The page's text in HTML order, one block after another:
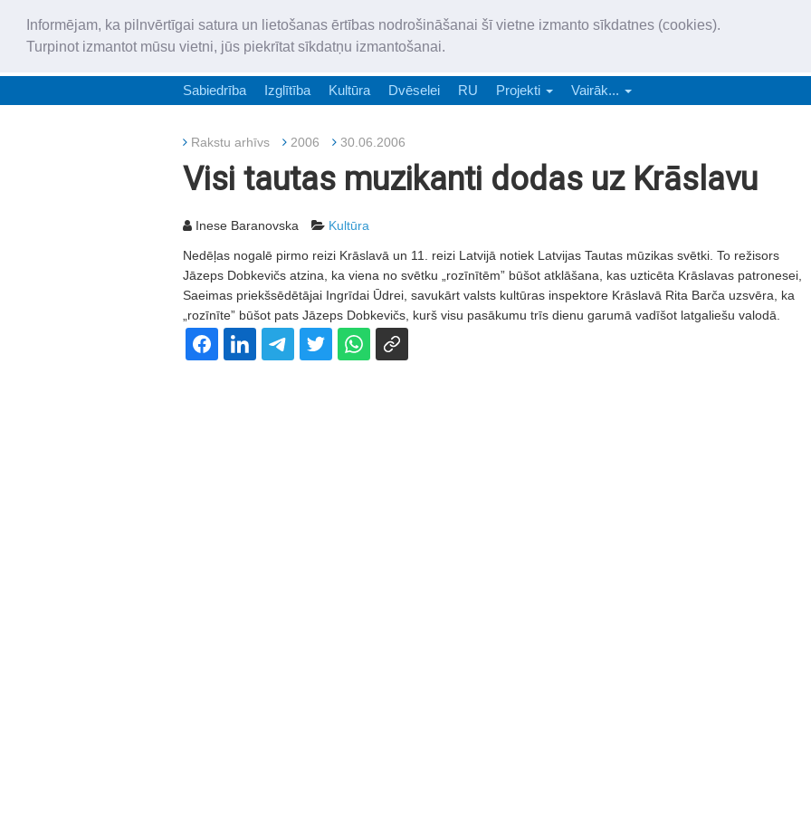
Informējam, ka pilnvērtīgai satura un lietošanas ērtības nodrošināšanai šī vietne izmanto sīkdatnes (cookies).
Turpinot izmantot mūsu vietni, jūs piekrītat sīkdatņu izmantošanai.
„Latgales Laiks” latviešu valodā aptver Daugavpils valstspilsētu,
Sabiedrība Izglītība Kultūra Dvēselei RU Projekti Vairāk...
Rakstu arhīvs 2006 30.06.2006
Visi tautas muzikanti dodas uz Krāslavu
Inese Baranovska Kultūra
Nedēļas nogalē pirmo reizi Krāslavā un 11. reizi Latvijā notiek Latvijas Tautas mūzikas svētki. To režisors
Jāzeps Dobkevičs atzina, ka viena no svētku „rozīnītēm” būšot atklāšana, kas uzticēta Krāslavas patronesei,
Saeimas priekšsēdētājai Ingrīdai Ūdrei, savukārt valsts kultūras inspektore Krāslavā Rita Barča uzsvēra, ka
„rozīnīte” būšot pats Jāzeps Dobkevičs, kurš visu pasākumu trīs dienu garumā vadīšot latgaliešu valodā.